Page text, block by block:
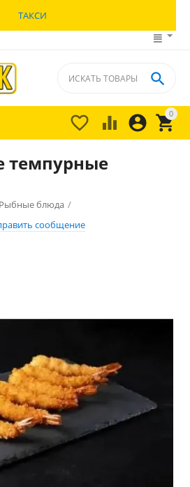
ТАКСИ
0


 

темпурные
Рыбные блюда /
/
сообщение